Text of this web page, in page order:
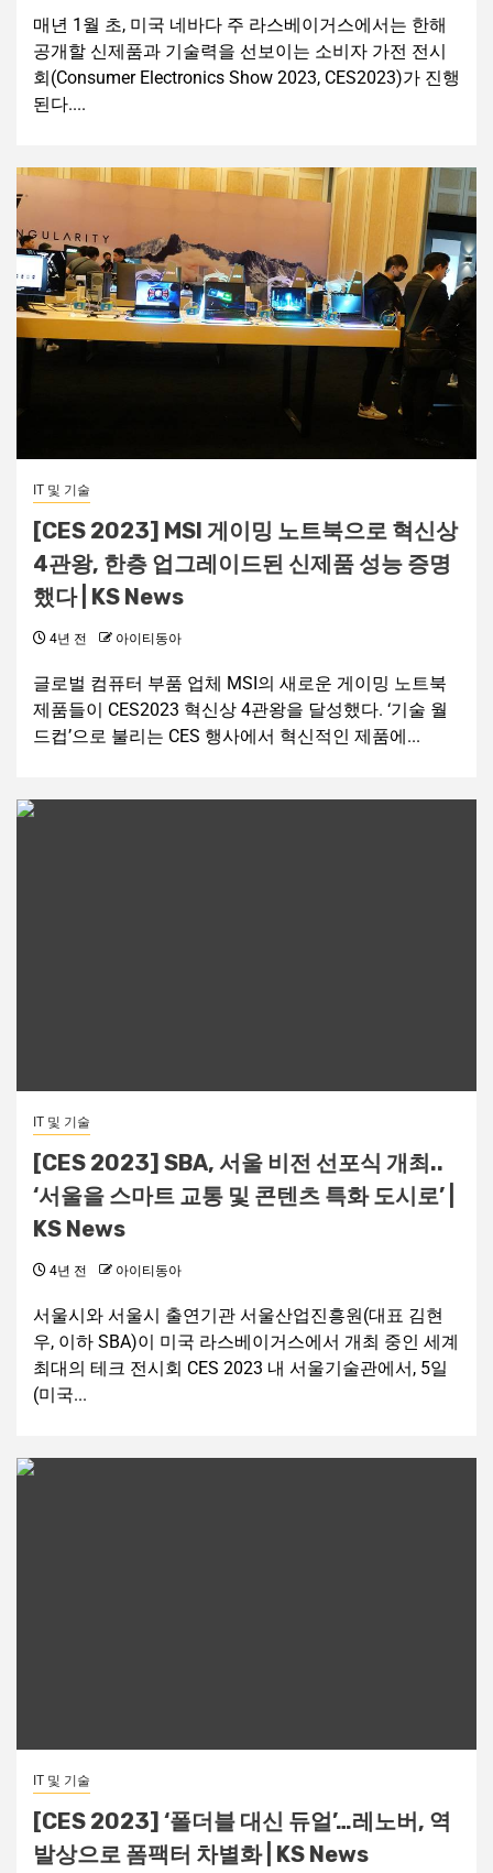
매년 1월 초, 미국 네바다 주 라스베이거스에서는 한해
공개할 신제품과 기술력을 선보이는 소비자 가전 전시
회(Consumer Electronics Show 2023, CES2023)가 진행
된다....
IT 및 기술
[CES 2023] MSI 게이밍 노트북으로 혁신상
4관왕, 한층 업그레이드된 신제품 성능 증명
했다 | KS News
4년 전 아이티동아
글로벌 컴퓨터 부품 업체 MSI의 새로운 게이밍 노트북
제품들이 CES2023 혁신상 4관왕을 달성했다. ‘기술 월
드컵’으로 불리는 CES 행사에서 혁신적인 제품에...
IT 및 기술
[CES 2023] SBA, 서울 비전 선포식 개최..
‘서울을 스마트 교통 및 콘텐츠 특화 도시로’ |
KS News
4년 전 아이티동아
서울시와 서울시 출연기관 서울산업진흥원(대표 김현
우, 이하 SBA)이 미국 라스베이거스에서 개최 중인 세계
최대의 테크 전시회 CES 2023 내 서울기술관에서, 5일
(미국...
IT 및 기술
[CES 2023] ‘폴더블 대신 듀얼’…레노버, 역
발상으로 폼팩터 차별화 | KS News